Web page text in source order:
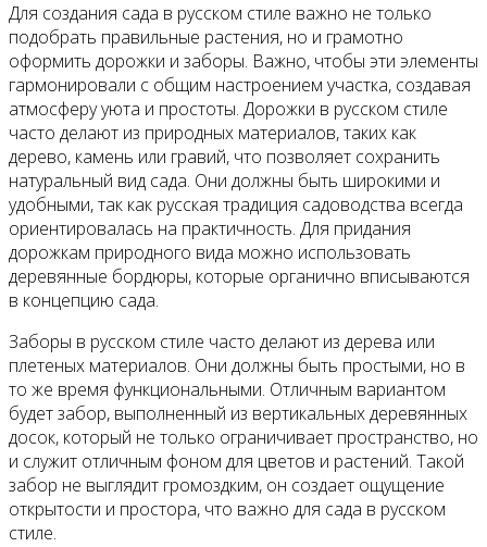
Для создания сада в русском стиле важно не только
подобрать правильные растения, но и грамотно
оформить дорожки и заборы. Важно, чтобы эти элементы
гармонировали с общим настроением участка, создавая
атмосферу уюта и простоты. Дорожки в русском стиле
часто делают из природных материалов, таких как
дерево, камень или гравий, что позволяет сохранить
натуральный вид сада. Они должны быть широкими и
удобными, так как русская традиция садоводства всегда
ориентировалась на практичность. Для придания
дорожкам природного вида можно использовать
деревянные бордюры, которые органично вписываются
в концепцию сада.
Заборы в русском стиле часто делают из дерева или
плетеных материалов. Они должны быть простыми, но в
то же время функциональными. Отличным вариантом
будет забор, выполненный из вертикальных деревянных
досок, который не только ограничивает пространство, но
и служит отличным фоном для цветов и растений. Такой
забор не выглядит громоздким, он создает ощущение
открытости и простора, что важно для сада в русском
стиле.